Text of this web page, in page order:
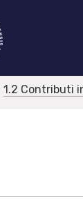
1.2 Contributi